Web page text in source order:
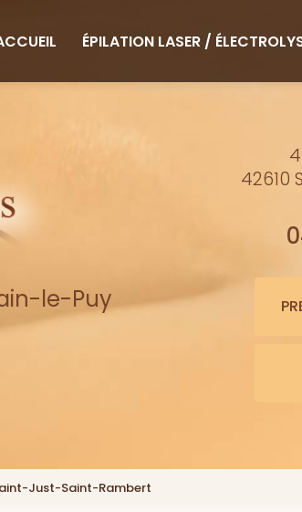
ÉPILATION LASER /
le-Puy
42610
Just-Saint-Rambert